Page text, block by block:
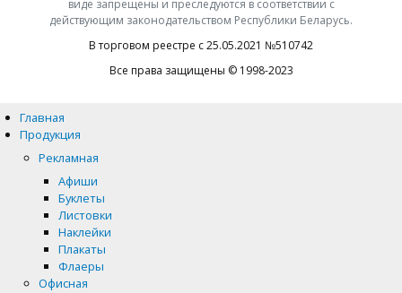
виде запрещены и преследуются в соответствии с
действующим законодательством Республики Беларусь.
В торговом реестре с 25.05.2021 №510742
Все права защищены © 1998-2023
Главная
Продукция
Рекламная
Афиши
Буклеты
Листовки
Наклейки
Плакаты
Флаеры
Офисная